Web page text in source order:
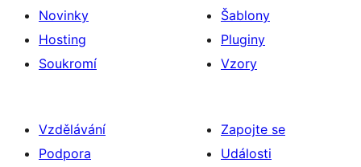
Novinky
Hosting
Soukromí
Šablony
Pluginy
Vzory
Vzdělávání
Podpora
Zapojte se
Události